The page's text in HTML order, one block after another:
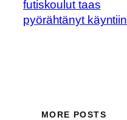
futiskoulut taas
pyörähtänyt käyntiin
MORE POSTS